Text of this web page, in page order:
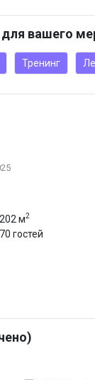
уважение,
вашего
Тренинг
202 м2
70 гостей